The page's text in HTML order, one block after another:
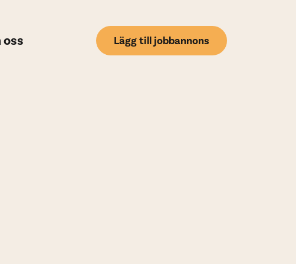
oss Lägg till jobbannons